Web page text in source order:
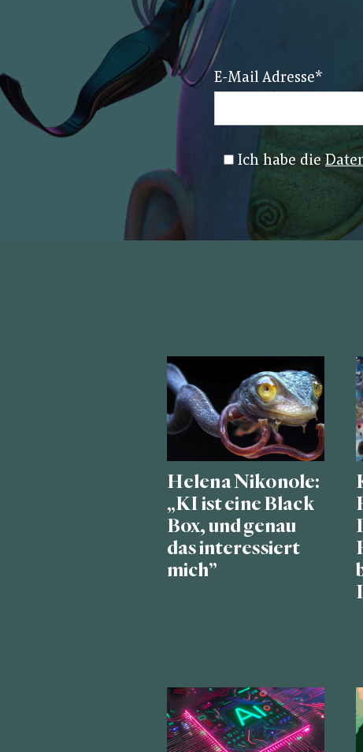
E-Mail Adresse*
Ich habe die
Helena Nikonole:
„KI ist eine Black
Box, und genau
das interessiert
mich”